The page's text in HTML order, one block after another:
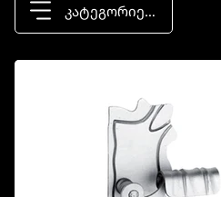
კატეგორიები